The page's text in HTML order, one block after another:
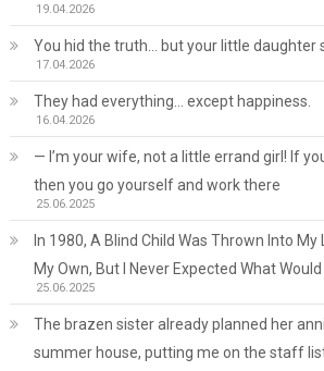
19.04.2026
You hid the truth… but your little daughter
17.04.2026
They had everything… except happiness.
16.04.2026
— I’m your wife, not a little errand girl! If
then you go yourself and work there
25.06.2025
In 1980, A Blind Child Was Thrown Into My
My Own, But I Never Expected What Would
25.06.2025
The brazen sister already planned her
summer house, putting me on the staff